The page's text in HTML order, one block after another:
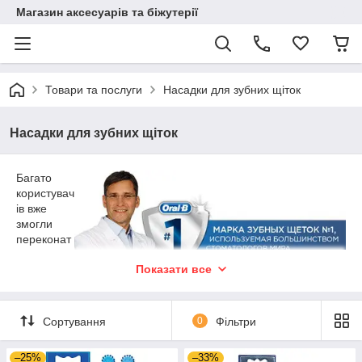
Магазин аксесуарів та біжутерії
Товари та послуги Насадки для зубних щіток
Насадки для зубних щіток
Багато
користувач
ів вже
змогли
переконат
електричних зубних щіток, застосування яких може замінити
деякі гігієнічні процедури в стоматологічних кабінетах. Для
підтримки ефективності пристроїв необхідно кожний три
Показати все
Сортування 0 Фільтри
–25% –33%